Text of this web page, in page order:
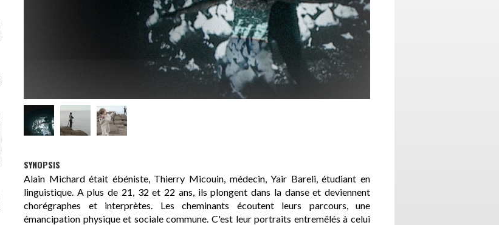
SYNOPSIS
Alain Michard était ébéniste, Thierry Micouin, médecin, Yair Bareli, étudiant en
linguistique. A plus de 21, 32 et 22 ans, ils plongent dans la danse et deviennent
chorégraphes et interprètes. Les cheminants écoutent leurs parcours, une
émancipation physique et sociale commune. C'est leur portraits entremêlés à celui